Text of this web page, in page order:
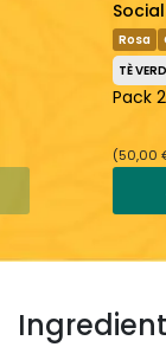
Rosa
TÈ
Pack
(50,00